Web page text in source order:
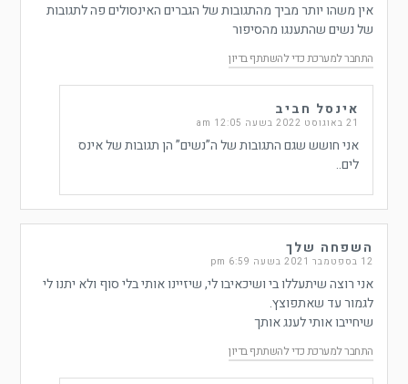
אין משהו יותר מביך מהתגובות של הגברים האינסולים פה לתגובות
של נשים שהתענגו מהסיפור
התחבר למערכת כדי להשתתף בדיון
אינסל חביב
21 באוגוסט 2022 בשעה 12:05 am
אני חושש שגם התגובות של ה”נשים” הן תגובות של אינס
לים..
השפחה שלך
12 בספטמבר 2021 בשעה 6:59 pm
אני רוצה שיתעללו בי ושיכאיבו לי, שיזיינו אותי בלי סוף ולא יתנו לי
לגמור עד שאתפוצץ.
שיחייבו אותי לענג אותך
התחבר למערכת כדי להשתתף בדיון